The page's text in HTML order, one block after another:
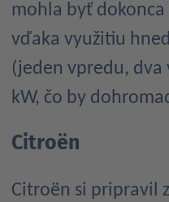
mohla byť
vďaka využitiu
(jeden vpredu, dva
kW, čo by
Citroën
Citroën si pripravil